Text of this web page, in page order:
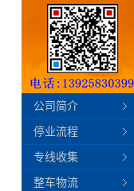
公司简介
停业流程
专线收集
整车物流